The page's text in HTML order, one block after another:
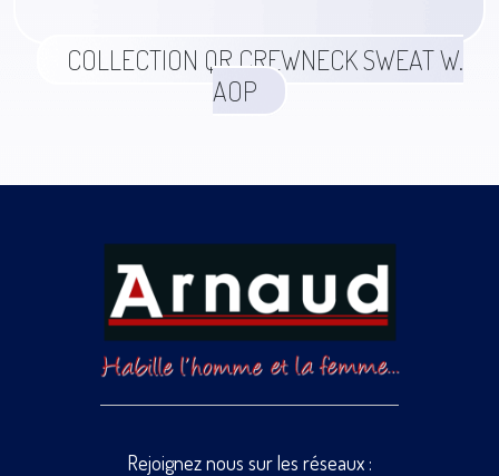
COLLECTION QR CREWNECK SWEAT W.
AOP
Rejoignez nous sur les réseaux :